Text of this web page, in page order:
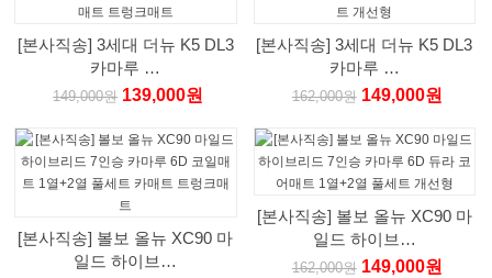
[본사직송] 3세대 더뉴 K5 DL3
카마루 …
149,000원 139,000원
[본사직송] 3세대 더뉴 K5 DL3
카마루 …
162,000원149,000원
[본사직송] 볼보 올뉴 XC90 마
일드 하이브…
[본사직송] 볼보 올뉴 XC90 마
일드 하이브…
162,000원149,000원